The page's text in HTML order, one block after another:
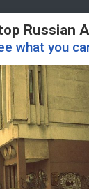
Russian
what you